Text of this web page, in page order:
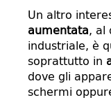
Un altro
aumentata, al
industriale, è
soprattutto in
dove gli
schermi